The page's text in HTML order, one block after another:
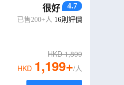
很好 4.7
已售200+人 16則評價
HKD1,899
HKD 1,199+/人